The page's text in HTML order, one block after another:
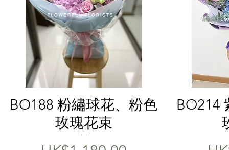
Quick View
BO188 粉繡球花、粉色
玫瑰花束
BO214